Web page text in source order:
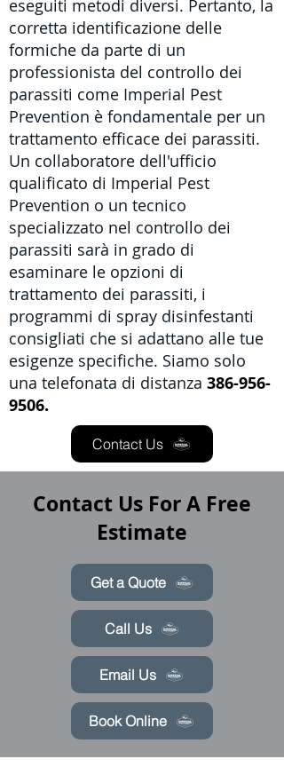
eseguiti metodi diversi. Pertanto, la
corretta identificazione delle
formiche da parte di un
professionista del controllo dei
parassiti come Imperial Pest
Prevention è fondamentale per un
trattamento efficace dei parassiti.
Un collaboratore dell'ufficio
qualificato di Imperial Pest
Prevention o un tecnico
specializzato nel controllo dei
parassiti sarà in grado di
esaminare le opzioni di
trattamento dei parassiti, i
programmi di spray disinfestanti
consigliati che si adattano alle tue
esigenze specifiche. Siamo solo
una telefonata di distanza 386-956-
9506.
Contact Us
Contact Us For A Free
Estimate
Get a Quote
Call Us
Email Us
Book Online